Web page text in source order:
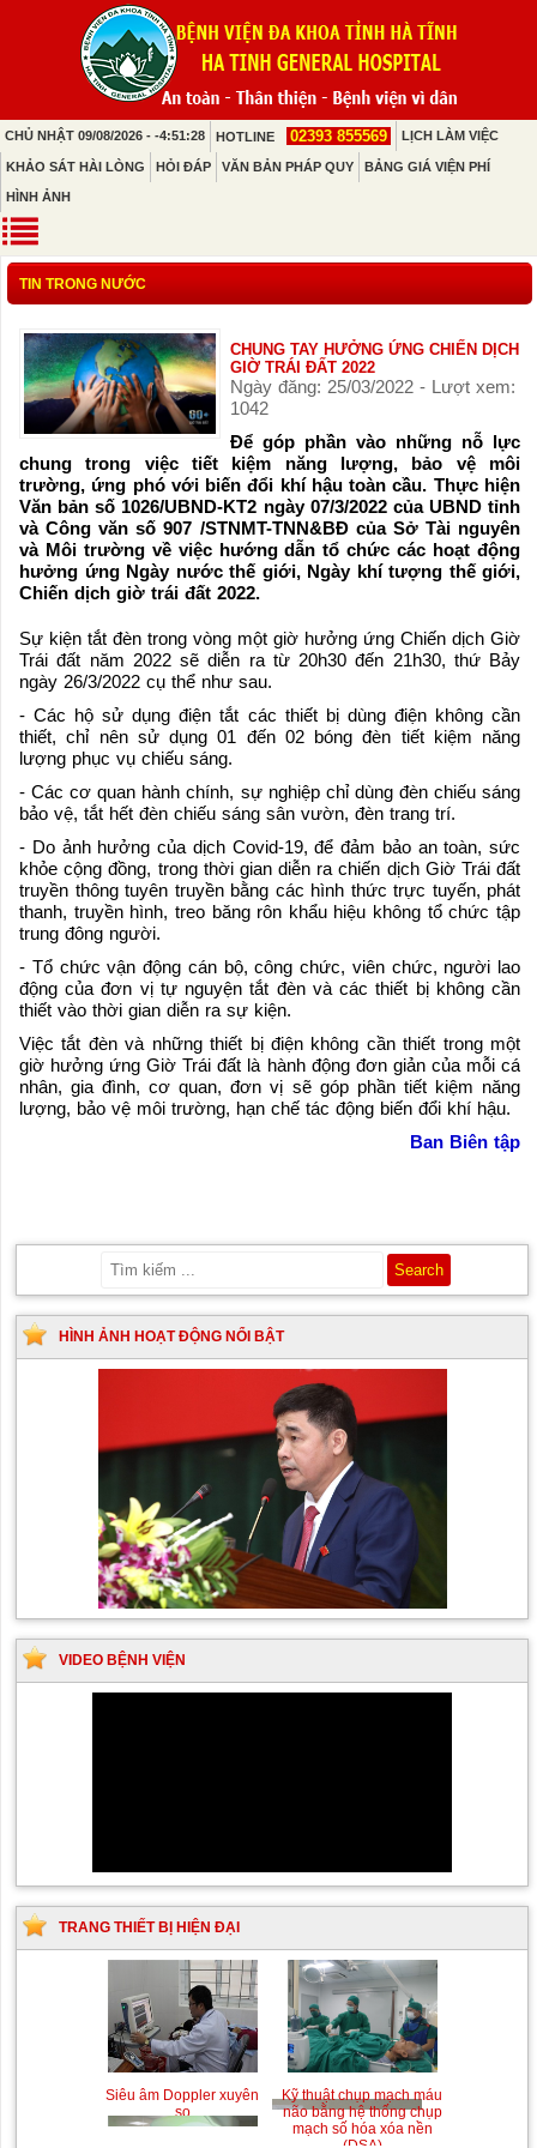
CHỦ NHẬT 09/08/2026 - -4:51:28 HOTLINE 02393 855569 LỊCH LÀM VIỆC
KHẢO SÁT HÀI LÒNG HỎI ĐÁP VĂN BẢN PHÁP QUY BẢNG GIÁ VIỆN PHÍ
HÌNH ẢNH
TIN TRONG NƯỚC
CHUNG TAY HƯỞNG ỨNG CHIẾN DỊCH
GIỜ TRÁI ĐẤT 2022
Ngày đăng: 25/03/2022 - Lượt xem:
1042
Để góp phần vào những nỗ lực
chung trong việc tiết kiệm năng lượng, bảo vệ môi
trường, ứng phó với biến đổi khí hậu toàn cầu. Thực hiện
Văn bản số 1026/UBND-KT2 ngày 07/3/2022 của UBND tỉnh
và Công văn số 907 /STNMT-TNN&BĐ của Sở Tài nguyên
và Môi trường về việc hướng dẫn tổ chức các hoạt động
hưởng ứng Ngày nước thế giới, Ngày khí tượng thế giới,
Chiến dịch giờ trái đất 2022.
Sự kiện tắt đèn trong vòng một giờ hưởng ứng Chiến dịch Giờ
Trái đất năm 2022 sẽ diễn ra từ 20h30 đến 21h30, thứ Bảy
ngày 26/3/2022 cụ thể như sau.
- Các hộ sử dụng điện tắt các thiết bị dùng điện không cần
thiết, chỉ nên sử dụng 01 đến 02 bóng đèn tiết kiệm năng
lượng phục vụ chiếu sáng.
- Các cơ quan hành chính, sự nghiệp chỉ dùng đèn chiếu sáng
bảo vệ, tắt hết đèn chiếu sáng sân vườn, đèn trang trí.
- Do ảnh hưởng của dịch Covid-19, để đảm bảo an toàn, sức
khỏe cộng đồng, trong thời gian diễn ra chiến dịch Giờ Trái đất
truyền thông tuyên truyền bằng các hình thức trực tuyến, phát
thanh, truyền hình, treo băng rôn khẩu hiệu không tổ chức tập
trung đông người.
- Tổ chức vận động cán bộ, công chức, viên chức, người lao
động của đơn vị tự nguyện tắt đèn và các thiết bị không cần
thiết vào thời gian diễn ra sự kiện.
Việc tắt đèn và những thiết bị điện không cần thiết trong một
giờ hưởng ứng Giờ Trái đất là hành động đơn giản của mỗi cá
nhân, gia đình, cơ quan, đơn vị sẽ góp phần tiết kiệm năng
lượng, bảo vệ môi trường, hạn chế tác động biến đổi khí hậu.
Ban Biên tập
HÌNH ẢNH HOẠT ĐỘNG NỔI BẬT
VIDEO BỆNH VIỆN
TRANG THIẾT BỊ HIỆN ĐẠI
Siêu âm Doppler xuyên
sọ
Kỹ thuật chụp mạch máu
não bằng hệ thống chụp
mạch số hóa xóa nền